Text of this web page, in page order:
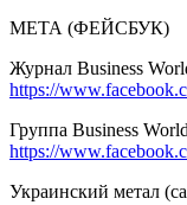
МЕТА (ФЕЙСБУК)
Журнал Business
https://
Группа Business
https://
Украинский метал